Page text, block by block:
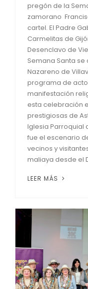
pregón de la
zamorano
cartel. El Padre
Carmelitas de
Desenclavo de
Semana Santa
Nazareno de
programa de
manifestación
esta celebración
prestigiosas de
Iglesia Parroquial
fue el escenario
vecinos y
maliaya desde el
LEER MÁS